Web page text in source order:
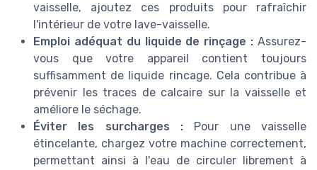
vaisselle, ajoutez ces produits pour rafraîchir
l'intérieur de votre lave-vaisselle.
Emploi adéquat du liquide de rinçage : Assurez-
vous que votre appareil contient toujours
suffisamment de liquide rincage. Cela contribue à
prévenir les traces de calcaire sur la vaisselle et
améliore le séchage.
Éviter les surcharges : Pour une vaisselle
étincelante, chargez votre machine correctement,
permettant ainsi à l'eau de circuler librement à